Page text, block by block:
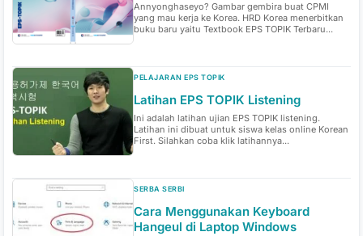
Annyonghaseyo? Gambar gembira buat CPMI
yang mau kerja ke Korea. HRD Korea menerbitkan
buku baru yaitu Textbook EPS TOPIK Terbaru...
PELAJARAN EPS TOPIK
Latihan EPS TOPIK Listening
Ini adalah latihan ujian EPS TOPIK listening.
Latihan ini dibuat untuk siswa kelas online Korean
First. Silahkan coba klik latihannya...
SERBA SERBI
Cara Menggunakan Keyboard
Hangeul di Laptop Windows